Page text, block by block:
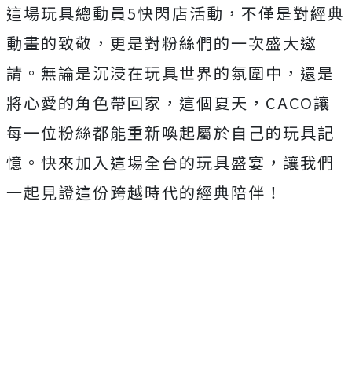
這場玩具總動員5快閃店活動，不僅是對經典
動畫的致敬，更是對粉絲們的一次盛大邀
請。無論是沉浸在玩具世界的氛圍中，還是
將心愛的角色帶回家，這個夏天，CACO讓
每一位粉絲都能重新喚起屬於自己的玩具記
憶。快來加入這場全台的玩具盛宴，讓我們
一起見證這份跨越時代的經典陪伴！